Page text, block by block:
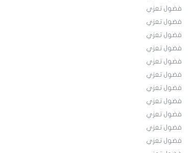
فضول تعزي
فضول تعزي
فضول تعزي
فضول تعزي
فضول تعزي
فضول تعزي
فضول تعزي
فضول تعزي
فضول تعزي
فضول تعزي
فضول تعزي